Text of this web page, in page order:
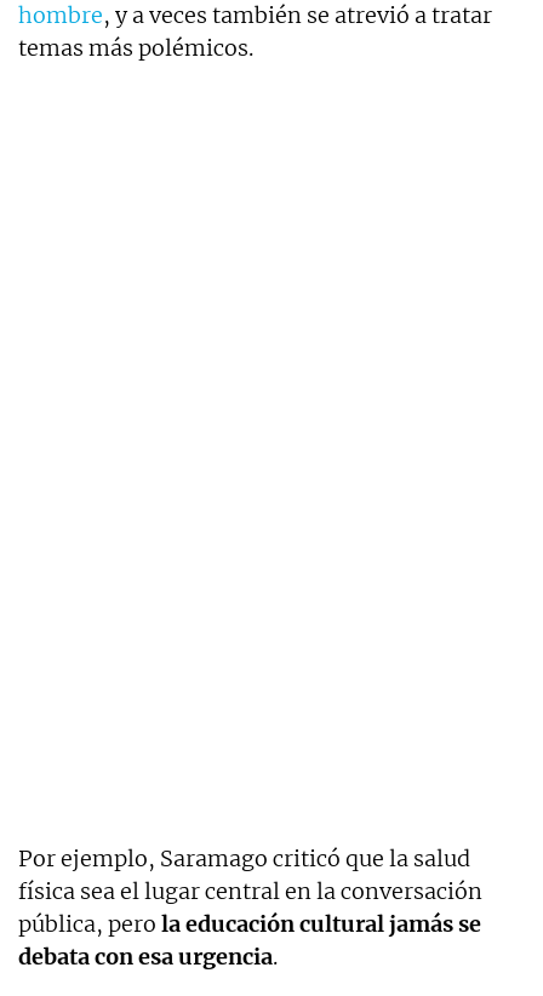
hombre, y a veces también se atrevió a tratar
temas más polémicos.
Por ejemplo, Saramago criticó que la salud
física sea el lugar central en la conversación
pública, pero la educación cultural jamás se
debata con esa urgencia.